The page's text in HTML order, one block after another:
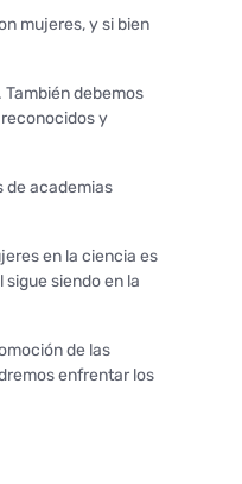
mujeres, y si bien
debemos
y
de academias
en la ciencia es
siendo en la
de las
enfrentar los